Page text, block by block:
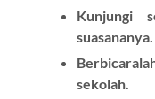
Kunjungi
suasananya.
sekolah.